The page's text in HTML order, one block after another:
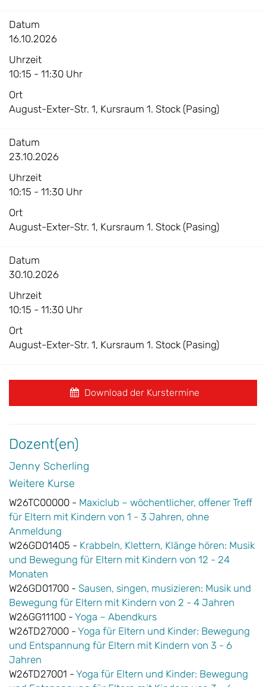
Datum
16.10.2026
Uhrzeit
10:15 - 11:30 Uhr
Ort
August-Exter-Str. 1, Kursraum 1. Stock (Pasing)
Datum
23.10.2026
Uhrzeit
10:15 - 11:30 Uhr
Ort
August-Exter-Str. 1, Kursraum 1. Stock (Pasing)
Datum
30.10.2026
Uhrzeit
10:15 - 11:30 Uhr
Ort
August-Exter-Str. 1, Kursraum 1. Stock (Pasing)
Download der Kurstermine
Dozent(en)
Jenny Scherling
Weitere Kurse
W26TC00000 - Maxiclub – wöchentlicher, offener Treff
für Eltern mit Kindern von 1 - 3 Jahren, ohne
Anmeldung
W26GD01405 - Krabbeln, Klettern, Klänge hören: Musik
und Bewegung für Eltern mit Kindern von 12 - 24
Monaten
W26GD01700 - Sausen, singen, musizieren: Musik und
Bewegung für Eltern mit Kindern von 2 - 4 Jahren
W26GG11100 - Yoga – Abendkurs
W26TD27000 - Yoga für Eltern und Kinder: Bewegung
und Entspannung für Eltern mit Kindern von 3 - 6
Jahren
W26TD27001 - Yoga für Eltern und Kinder: Bewegung